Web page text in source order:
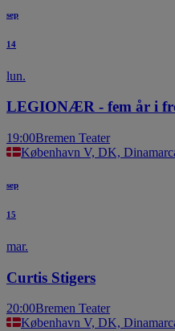
sep
14
lun.
LEGIONÆR - fem år i
19:00Bremen Teater
København V, DK,
sep
15
mar.
Curtis Stigers
20:00Bremen Teater
København V, DK,